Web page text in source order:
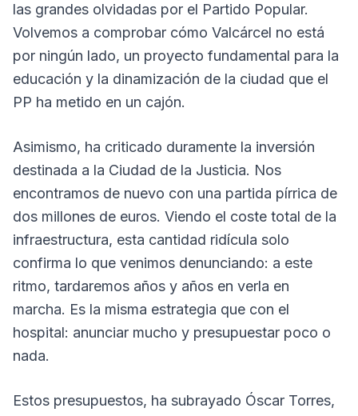
las grandes olvidadas por el Partido Popular.
Volvemos a comprobar cómo Valcárcel no está
por ningún lado, un proyecto fundamental para la
educación y la dinamización de la ciudad que el
PP ha metido en un cajón.
Asimismo, ha criticado duramente la inversión
destinada a la Ciudad de la Justicia. Nos
encontramos de nuevo con una partida pírrica de
dos millones de euros. Viendo el coste total de la
infraestructura, esta cantidad ridícula solo
confirma lo que venimos denunciando: a este
ritmo, tardaremos años y años en verla en
marcha. Es la misma estrategia que con el
hospital: anunciar mucho y presupuestar poco o
nada.
Estos presupuestos, ha subrayado Óscar Torres,